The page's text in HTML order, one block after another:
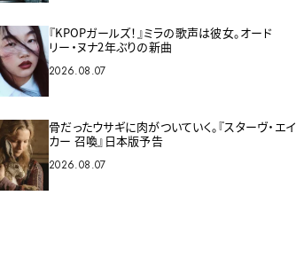
『KPOPガールズ！』ミラの歌声は彼女。オード
リー・ヌナ2年ぶりの新曲
2026.08.07
骨だったウサギに肉がついていく。『スターヴ・エイ
カー 召喚』日本版予告
2026.08.07